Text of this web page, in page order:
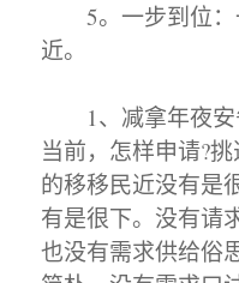
5。一步到位：
近。
1、减拿年夜安
当前，怎样申请?
的移移民近没有是
有是很下。没有请
也没有需求供给俗